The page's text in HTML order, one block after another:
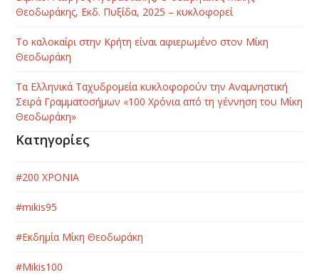
Θεοδωράκης, Εκδ. Πυξίδα, 2025 – κυκλοφορεί
Το καλοκαίρι στην Κρήτη είναι αφιερωμένο στον Μίκη
Θεοδωράκη
Τα Ελληνικά Ταχυδρομεία κυκλοφορούν την Αναμνηστική
Σειρά Γραμματοσήμων «100 Χρόνια από τη γέννηση του Μίκη
Θεοδωράκη»
Κατηγορίες
#200 ΧΡΟΝΙΑ
#mikis95
#Εκδημία Μίκη Θεοδωράκη
#Μikis100